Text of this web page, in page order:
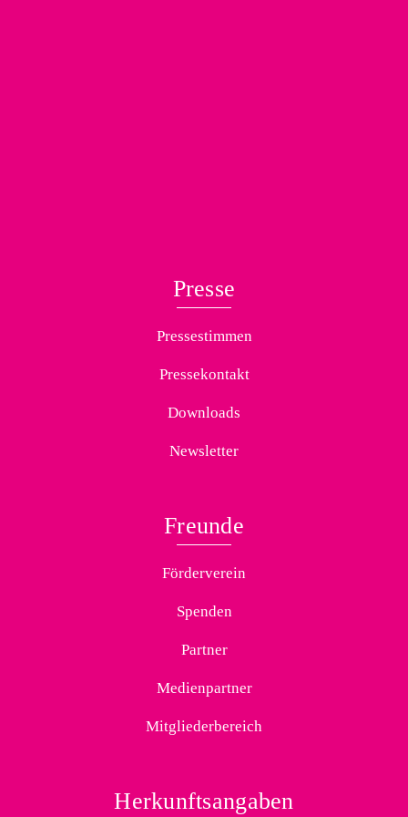
Presse
Pressestimmen
Pressekontakt
Downloads
Newsletter
Freunde
Förderverein
Spenden
Partner
Medienpartner
Mitgliederbereich
Herkunftsangaben